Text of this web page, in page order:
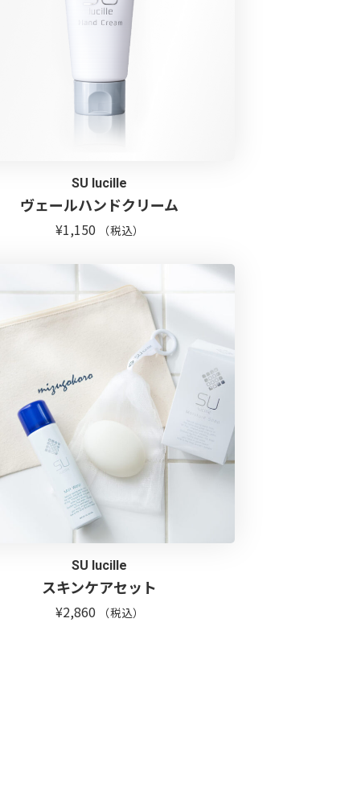
SU lucille
ヴェールハンドクリーム
¥1,150 （税込）
SU lucille
スキンケアセット
¥2,860 （税込）